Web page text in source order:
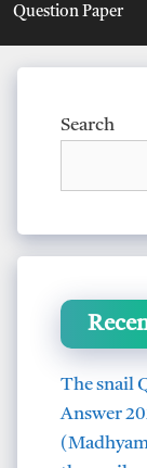
Question Paper
Search
The snail
Answer